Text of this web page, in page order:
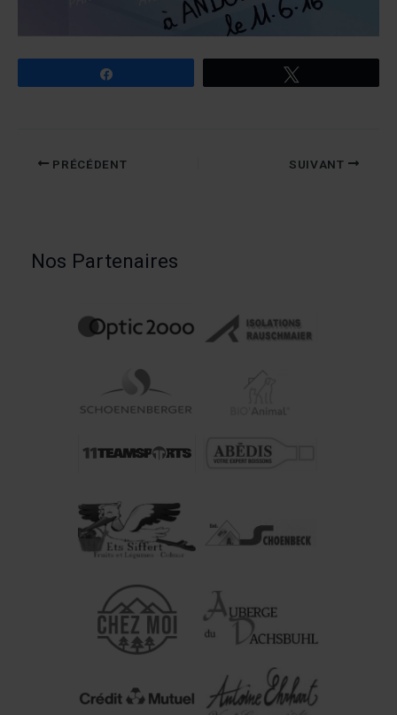
PRÉCÉDENT SUIVANT
Nos Partenaires